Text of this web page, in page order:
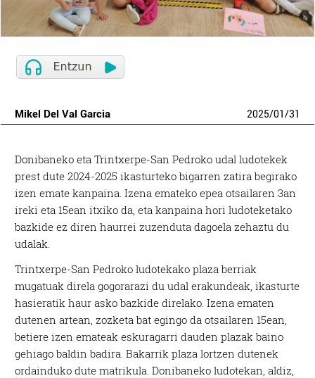
Mikel Del Val Garcia 2025/01/31
Donibaneko eta Trintxerpe-San Pedroko udal ludotekek
prest dute 2024-2025 ikasturteko bigarren zatira begirako
izen emate kanpaina. Izena emateko epea otsailaren 3an
ireki eta 15ean itxiko da, eta kanpaina hori ludoteketako
bazkide ez diren haurrei zuzenduta dagoela zehaztu du
udalak.
Trintxerpe-San Pedroko ludotekako plaza berriak
mugatuak direla gogorarazi du udal erakundeak, ikasturte
hasieratik haur asko bazkide direlako. Izena ematen
dutenen artean, zozketa bat egingo da otsailaren 15ean,
betiere izen emateak eskuragarri dauden plazak baino
gehiago baldin badira. Bakarrik plaza lortzen dutenek
ordainduko dute matrikula. Donibaneko ludotekan, aldiz,